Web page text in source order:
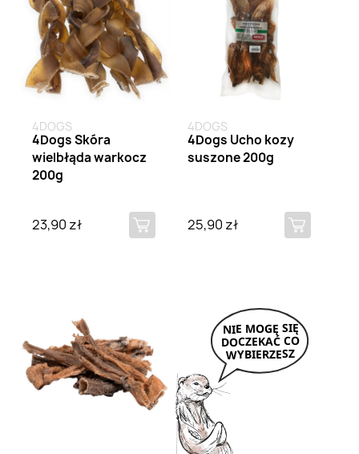
4DOGS
4Dogs Skóra
wielbłąda warkocz
200g
23,90 zł
4DOGS
4Dogs Ucho kozy
suszone 200g
25,90 zł